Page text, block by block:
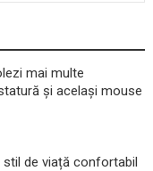
mai multe
și același mouse
de viață confortabil